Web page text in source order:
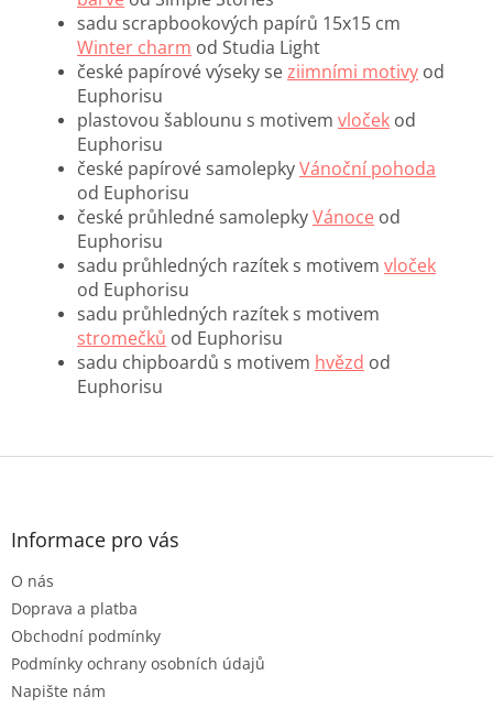
sadu scrapbookových papírů 15x15 cm
Winter charm od Studia Light
české papírové výseky seziimními motivy od
Euphorisu
plastovou šablounu s motivem vloček od
Euphorisu
české papírové samolepkyVánoční pohoda
od Euphorisu
české průhledné samolepkyVánoce od
Euphorisu
sadu průhledných razítek s motivem vloček
od Euphorisu
sadu průhledných razítek s motivem
stromečků od Euphorisu
sadu chipboardů s motivem hvězd od
Euphorisu
Z
Informace pro vás
O nás
Doprava a platba
Obchodní podmínky
Podmínky ochrany osobních údajů
Napište nám